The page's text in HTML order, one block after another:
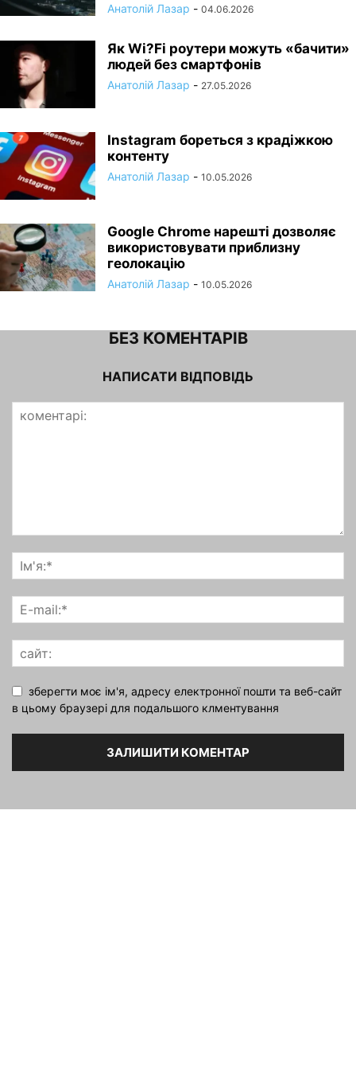
Анатолій Лазар - 04.06.2026
Як Wi?Fi роутери можуть «бачити»
людей без смартфонів
Анатолій Лазар - 27.05.2026
Instagram бореться з крадіжкою
контенту
Анатолій Лазар - 10.05.2026
Google Chrome нарешті дозволяє
використовувати приблизну
геолокацію
Анатолій Лазар - 10.05.2026
БЕЗ КОМЕНТАРІВ
НАПИСАТИ ВІДПОВІДЬ
зберегти моє ім'я, адресу електронної пошти та веб-сайт
в цьому браузері для подальшого клментування